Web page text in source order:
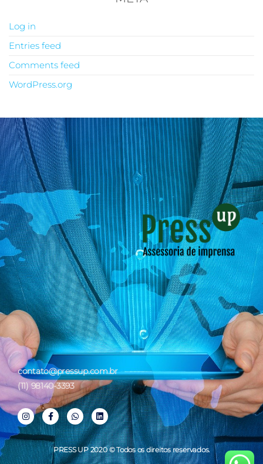
Log in
Entries feed
Comments feed
WordPress.org
contato@pressup.com.br
(11) 98140-3393
PRESS UP 2020 © Todos os direitos reservados.